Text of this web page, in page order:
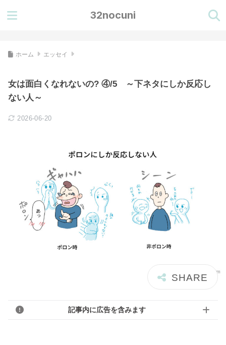
32nocuni
ホーム エッセイ
女は面白くなれないの? ④/5 ～下ネタにしか反応し
ない人～
2026-06-20
記事内に広告を含みます